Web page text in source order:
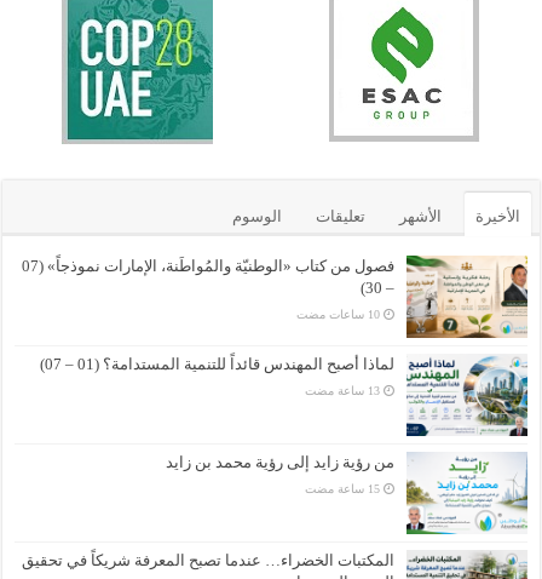
الأخيرة الأشهر تعليقات الوسوم
فصول من كتاب «الوطنيّة والمُواطَنة، الإمارات نموذجاً» (07
– 30)
لماذا أصبح المهندس قائداً للتنمية المستدامة؟ (01 – 07)
من رؤية زايد إلى رؤية محمد بن زايد
المكتبات الخضراء… عندما تصبح المعرفة شريكاً في تحقيق